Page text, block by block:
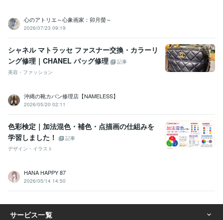
心のアトリエ～心象画家：卯月螢～
2026/07/23 09:19
シャネル マトラッセ ファスナー交換・カラーリ
ング修理｜CHANEL バッグ修理
記事
美容・ファッション
沖縄の靴カバン修理店【NAMELESS】
2026/05/20 02:11
色彩検定｜加法混色・補色・点描画の仕組みを
学習しました！
記事
デザイン・イラスト
HANA HAPPY 87
2026/05/14 14:50